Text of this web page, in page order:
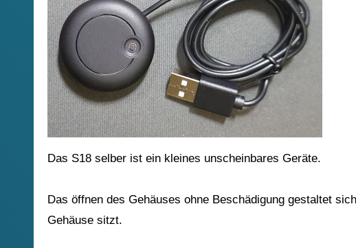
Das S18 selber ist ein kleines unscheinbares Geräte.
Das öffnen des Gehäuses ohne Beschädigung gestaltet
Gehäuse sitzt.